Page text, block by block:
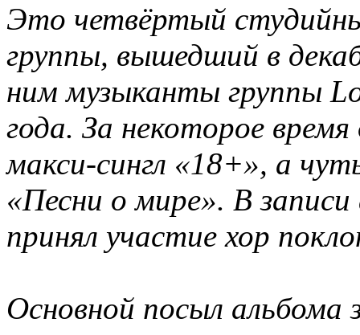
Это четвёртый
группы, вышедший в
ним музыканты группы
года. За некоторое
макси-сингл «18+», а
«Песни о мире». В
принял участие хор
Основной посыл